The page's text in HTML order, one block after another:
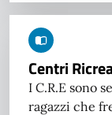
Centri
I C.R.E sono
ragazzi che